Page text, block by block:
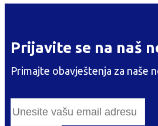
Prijavite se na naš
Primajte obavještenja za naše